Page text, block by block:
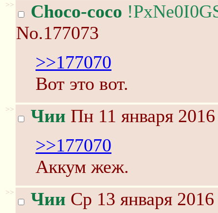
>> Choco-coco
No.177073
>>177070
Вот это вот.
>> Чии Пн 11 января
>>177070
Аккум жеж.
>> Чии Ср 13 января